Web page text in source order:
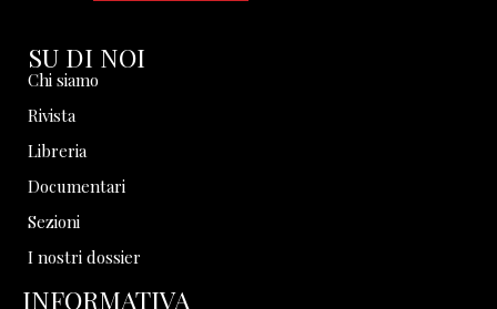
SU DI NOI
Chi siamo
Rivista
Libreria
Documentari
Sezioni
I nostri dossier
INFORMATIVA